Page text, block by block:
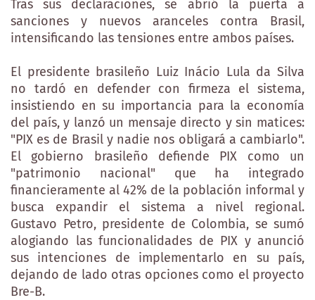
Tras sus declaraciones, se abrió la puerta a
sanciones y nuevos aranceles contra Brasil,
intensificando las tensiones entre ambos países.
El presidente brasileño Luiz Inácio Lula da Silva
no tardó en defender con firmeza el sistema,
insistiendo en su importancia para la economía
del país, y lanzó un mensaje directo y sin matices:
"PIX es de Brasil y nadie nos obligará a cambiarlo".
El gobierno brasileño defiende PIX como un
"patrimonio nacional" que ha integrado
financieramente al 42% de la población informal y
busca expandir el sistema a nivel regional.
Gustavo Petro, presidente de Colombia, se sumó
alogiando las funcionalidades de PIX y anunció
sus intenciones de implementarlo en su país,
dejando de lado otras opciones como el proyecto
Bre-B.